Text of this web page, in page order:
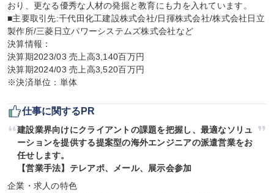
おり、更なる優秀な人材の発掘と教育にも力を入れています。
■主要取引先:千代田化工建設株式会社/日揮株式会社/株式会社日立
製作所/三菱日立パワーシステムズ株式会社など
決算情報：
決算期2023/03 売上高3,140百万円
決算期2024/03 売上高3,520百万円
※決済単位：単体
仕事に関するPR
建設業界向けにクライアントの課題を把握し、最適なソリュ
ーションを提供する提案型の海外エンジニアの派遣営業をお
任せします。
【営業手法】テレアポ、メール、展示会参加
企業・求人の特色